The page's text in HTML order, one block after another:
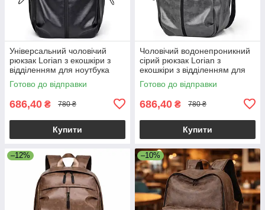
Універсальний чоловічий
рюкзак Lorian з екошкіри з
відділенням для ноутбука
водонепроникний чорний LR
4328 BK
Готово до відправки
686,40 ₴ 780 ₴
Купити
Чоловічий водонепроникний
сірий рюкзак Lorian з
екошкіри з відділенням для
ноутбука та бічними
кишенями
Готово до відправки
686,40 ₴ 780 ₴
Купити
–12% –10%